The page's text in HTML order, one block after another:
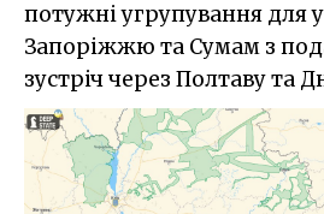
потужні угрупування для
Запоріжжю та Сумам з
зустріч через Полтаву та